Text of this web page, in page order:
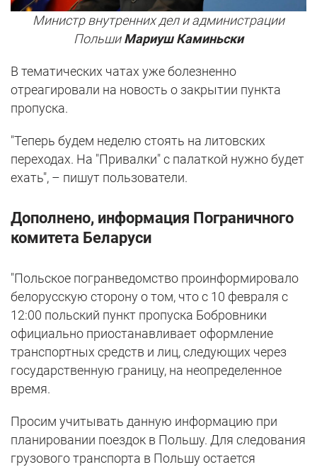
Министр внутренних дел и администрации
ПольшиМариуш Каминьски
В тематических чатах уже болезненно
отреагировали на новость о закрытии пункта
пропуска.
"Теперь будем неделю стоять на литовских
переходах. На "Привалки" с палаткой нужно будет
ехать", – пишут пользователи.
Дополнено, информация Пограничного
комитета Беларуси
"Польское погранведомство проинформировало
белорусскую сторону о том, что с 10 февраля с
12:00 польский пункт пропуска Бобровники
официально приостанавливает оформление
транспортных средств и лиц, следующих через
государственную границу, на неопределенное
время.
Просим учитывать данную информацию при
планировании поездок в Польшу. Для следования
грузового транспорта в Польшу остается